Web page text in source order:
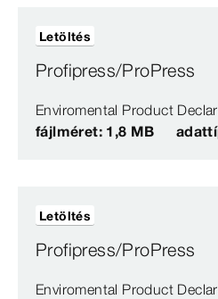
Profipress/ProPress
Enviromental Product
fájlméret: 1,8 MB
Letöltés
Profipress/ProPress
Enviromental Product
Letöltés